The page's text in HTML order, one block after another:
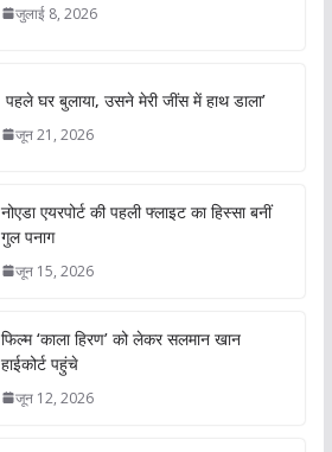
जुलाई 8, 2026
पहले घर बुलाया, उसने मेरी जींस में हाथ डाला’
जून 21, 2026
नोएडा एयरपोर्ट की पहली फ्लाइट का हिस्सा बनीं
गुल पनाग
जून 15, 2026
फिल्म ‘काला हिरण’ को लेकर सलमान खान
हाईकोर्ट पहुंचे
जून 12, 2026